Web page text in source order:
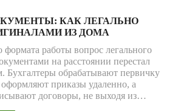
КАК ЛЕГАЛЬНО
ИЗ ДОМА
работы вопрос легального
на расстоянии перестал
Бухгалтеры обрабатывают первичку
приказы удаленно, а
договоры, не выходя из